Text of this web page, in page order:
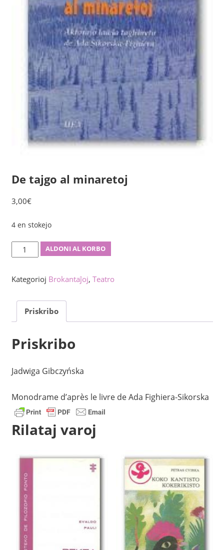
De tajgo al minaretoj
3,00€
4 en stokejo
tajgo
minaretoj
kvanto
ALDONI AL KORBO
Kategorioj Brokantaĵoj, Teatro
Priskribo
Priskribo
Jadwiga Gibczyńska
Monodrame d’après le livre de Ada Fighiera-Sikorska
Rilataj varoj